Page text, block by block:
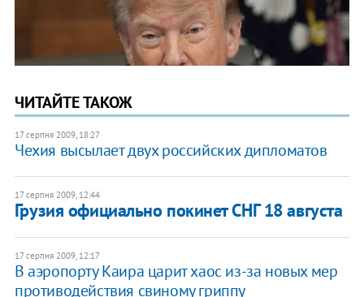
ЧИТАЙТЕ ТАКОЖ
17 серпня 2009, 18:27
Чехия высылает двух российских дипломатов
17 серпня 2009, 12:44
Грузия официально покинет СНГ 18 августа
17 серпня 2009, 12:17
В аэропорту Каира царит хаос из-за новых мер
противодействия свиному гриппу